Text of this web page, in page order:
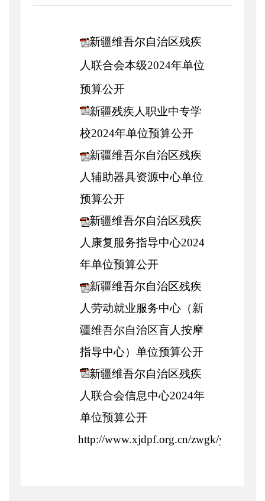
新疆维吾尔自治区残疾
人联合会本级2024年单位
预算公开
新疆残疾人职业中专学
校2024年单位预算公开
新疆维吾尔自治区残疾
人辅助器具资源中心单位
预算公开
新疆维吾尔自治区残疾
人康复服务指导中心2024
年单位预算公开
新疆维吾尔自治区残疾
人劳动就业服务中心（新
疆维吾尔自治区盲人按摩
指导中心）单位预算公开
新疆维吾尔自治区残疾
人联合会信息中心2024年
单位预算公开
http://www.xjdpf.org.cn/zwgk/yjsgk.htm